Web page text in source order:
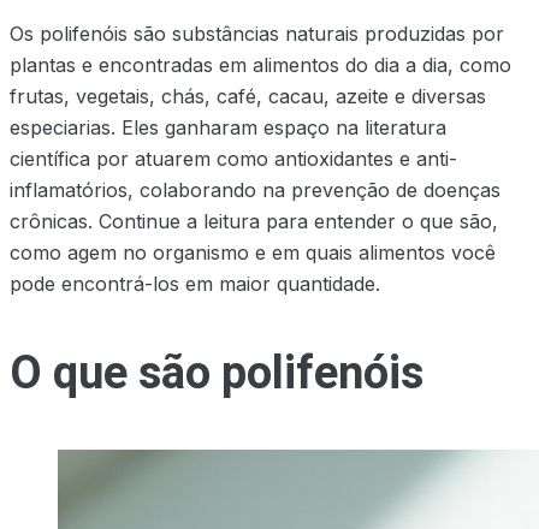
Os polifenóis são substâncias naturais produzidas por
plantas e encontradas em alimentos do dia a dia, como
frutas, vegetais, chás, café, cacau, azeite e diversas
especiarias. Eles ganharam espaço na literatura
científica por atuarem como antioxidantes e anti-
inflamatórios, colaborando na prevenção de doenças
crônicas. Continue a leitura para entender o que são,
como agem no organismo e em quais alimentos você
pode encontrá-los em maior quantidade.
O que são polifenóis